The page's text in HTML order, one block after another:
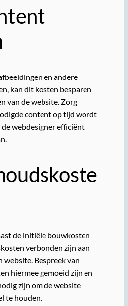
en andere
kan dit kosten besparen
van de website. Zorg
content op tijd wordt
webdesigner efficiënt
de initiële bouwkosten
verbonden zijn aan
website. Bespreek van
hiermee gemoeid zijn en
zijn om de website
te houden.